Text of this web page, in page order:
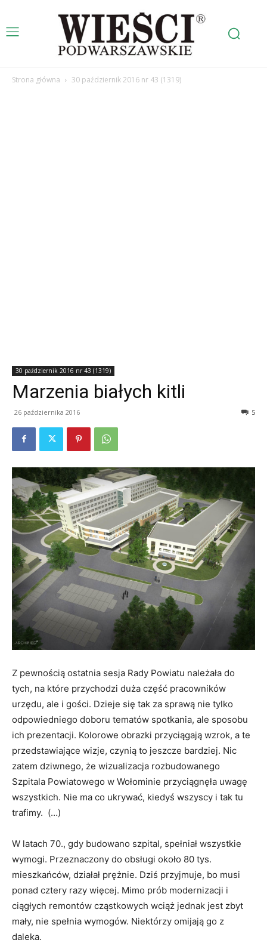
Strona główna 30 październik 2016 nr 43 (1319)
30 październik 2016 nr 43 (1319)
Marzenia białych kitli
26 października 2016 5
Z pewnością ostatnia sesja Rady Powiatu należała do
tych, na które przychodzi duża część pracowników
urzędu, ale i gości. Dzieje się tak za sprawą nie tylko
odpowiedniego doboru tematów spotkania, ale sposobu
ich prezentacji. Kolorowe obrazki przyciągają wzrok, a te
przedstawiające wizje, czynią to jeszcze bardziej. Nic
zatem dziwnego, że wizualizacja rozbudowanego
Szpitala Powiatowego w Wołominie przyciągnęła uwagę
wszystkich. Nie ma co ukrywać, kiedyś wszyscy i tak tu
trafimy. (…)
W latach 70., gdy budowano szpital, spełniał wszystkie
wymogi. Przeznaczony do obsługi około 80 tys.
mieszkańców, działał prężnie. Dziś przyjmuje, bo musi
ponad cztery razy więcej. Mimo prób modernizacji i
ciągłych remontów cząstkowych wciąż jednak jest zbyt
mały, nie spełnia wymogów. Niektórzy omijają go z
daleka.